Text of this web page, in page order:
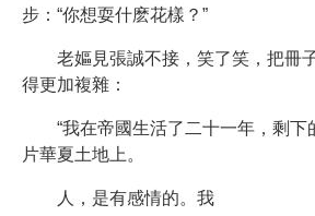
步：“你想耍什麽花樣？”
老嫗見張誠不接，笑了笑，把冊
得更加複雜：
“我在帝國生活了二十一年，剩下
片華夏土地上。
人，是有感情的。我